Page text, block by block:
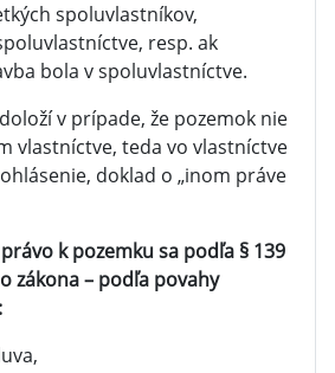
spoluvlastníkov,
resp. ak
bola v spoluvlastníctve.
v prípade, že pozemok nie
vlastníctve, teda vo vlastníctve
doklad o „inom práve
k pozemku sa podľa § 139
zákona – podľa povahy